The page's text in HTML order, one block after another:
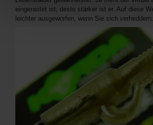
eingerastet ist, desto stärker ist er. Auf diese
leichter ausgeworfen, wenn Sie sich verheddern.